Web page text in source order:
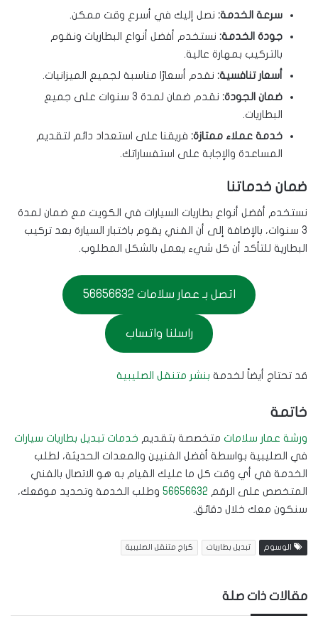
سرعة الخدمة: نصل إليك في أسرع وقت ممكن.
جودة الخدمة: نستخدم أفضل أنواع البطاريات ونقوم
بالتركيب بمهارة عالية.
أسعار تنافسية: نقدم أسعارًا مناسبة لجميع الميزانيات.
ضمان الجودة:
نقدم ضمان لمدة 3 سنوات على جميع
البطاريات.
خدمة عملاء ممتازة: فريقنا على استعداد دائم لتقديم
المساعدة والإجابة على استفساراتك.
ضمان خدماتنا
نستخدم أفضل أنواع بطاريات السيارات في الكويت مع ضمان لمدة
3 سنوات، بالإضافة إلى أن الفني يقوم باختبار السيارة بعد تركيب
البطارية للتأكد أن كل شيء يعمل بالشكل المطلوب.
اتصل بـ عمار سلامات 56656632
راسلنا واتساب
قد تحتاج أيضاً لخدمة بنشر متنقل الصليبية
خاتمة
ورشة عمار سلامات متخصصة بتقديم خدمات تبديل بطاريات سيارات
في الصليبية بواسطة أفضل الفنيين والمعدات الحديثة، لطلب
الخدمة في أي وقت كل ما عليك القيام به هو الاتصال بالفني
المتخصص على الرقم 56656632 وطلب الخدمة وتحديد موقعك،
سنكون معك خلال دقائق.
الوسوم تبديل بطاريات كراج متنقل الصليبية
مقالات ذات صلة